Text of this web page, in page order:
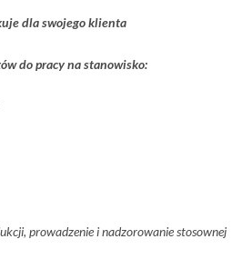
dla swojego klienta
do pracy na stanowisko:
prowadzenie i nadzorowanie stosownej